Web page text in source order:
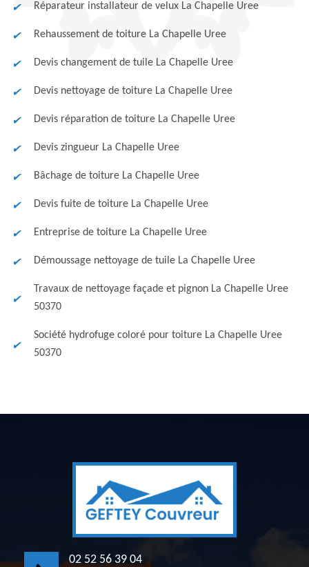
Réparateur installateur de velux La Chapelle Uree
Rehaussement de toiture La Chapelle Uree
Devis changement de tuile La Chapelle Uree
Devis nettoyage de toiture La Chapelle Uree
Devis réparation de toiture La Chapelle Uree
Devis zingueur La Chapelle Uree
Bâchage de toiture La Chapelle Uree
Devis fuite de toiture La Chapelle Uree
Entreprise de toiture La Chapelle Uree
Démoussage nettoyage de tuile La Chapelle Uree
Travaux de nettoyage façade et pignon La Chapelle Uree
50370
Société hydrofuge coloré pour toiture La Chapelle Uree
50370
02 52 56 39 04